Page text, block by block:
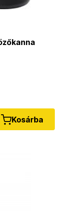
Kosárba